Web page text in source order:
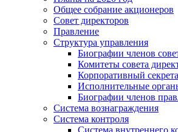
Общее собрание акционеров
Совет директоров
Правление
Структура управления
Биографии членов
Комитеты совета
Корпоративный
Исполнительные
Биографии членов
Система вознаграждения
Система контроля
Система внутреннего